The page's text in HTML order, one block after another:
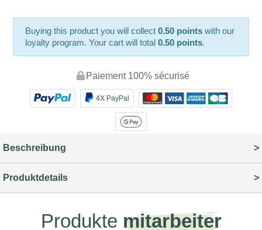
Buying this product you will collect0.50 points with our
loyalty program. Your cart will total0.50 points.
Paiement 100% sécurisé
4X PayPal
Beschreibung
Produktdetails
Produkte mitarbeiter